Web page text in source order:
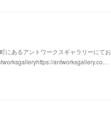
るアントワークスギャラリーにてお
antworksgallery.co…